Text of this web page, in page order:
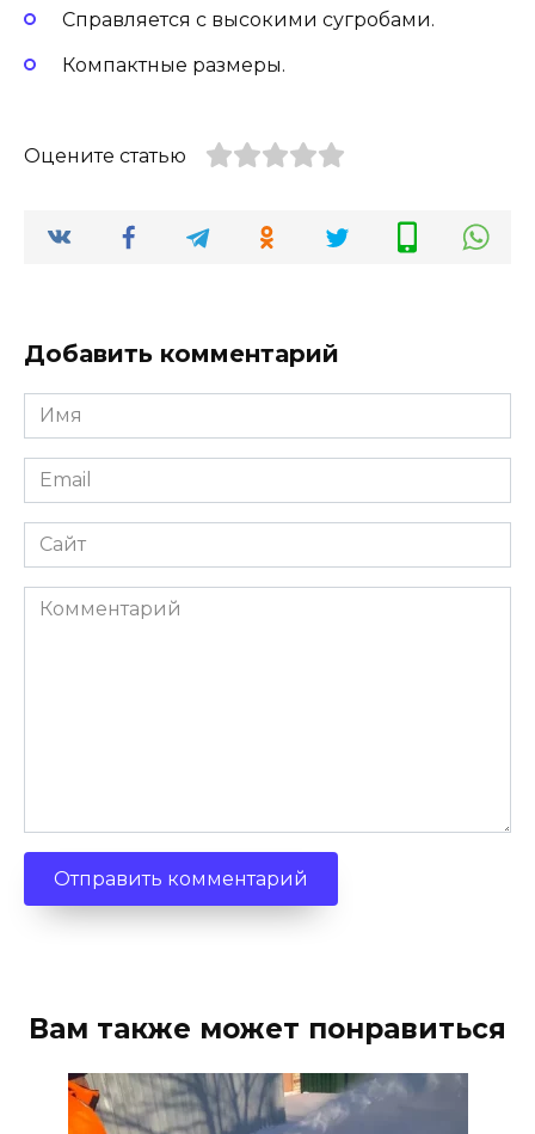
Справляется с высокими сугробами.
Компактные размеры.
Оцените статью
Добавить комментарий
Имя
Email
Сайт
Комментарий
Вам также может понравиться